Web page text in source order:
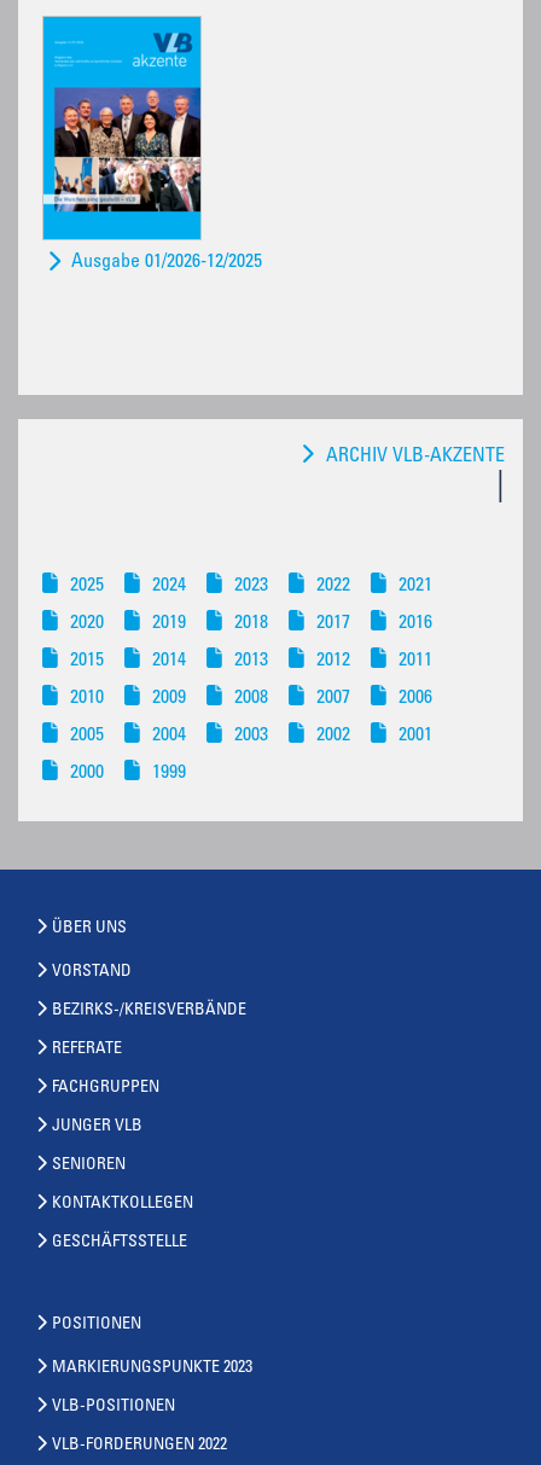
ARCHIV VLB-AKZENTE
2025 2024 2023 2022
2021
2020
2019 2018 2017
2016
2015
2014 2013 2012
2011
2010
2009 2008 2007
2006
2005
2004 2003 2002
2001
2000
1999
Ausgabe 01/2026-12/2025
ÜBER UNS
VORSTAND
BEZIRKS-/KREISVERBÄNDE
REFERATE
FACHGRUPPEN
JUNGER VLB
SENIOREN
KONTAKTKOLLEGEN
GESCHÄFTSSTELLE
POSITIONEN
MARKIERUNGSPUNKTE 2023
VLB-POSITIONEN
VLB-FORDERUNGEN 2022